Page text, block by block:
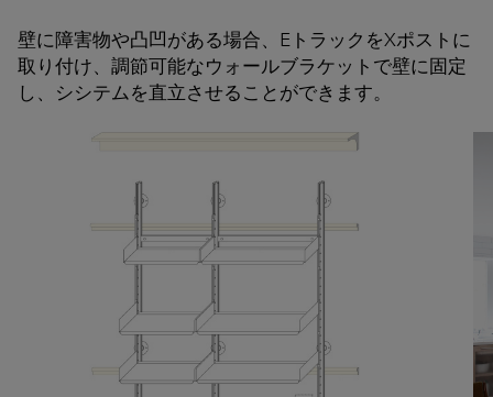
壁に障害物や凸凹がある場合、EトラックをXポストに
取り付け、調節可能なウォールブラケットで壁に固定
し、シシテムを直立させることができます。